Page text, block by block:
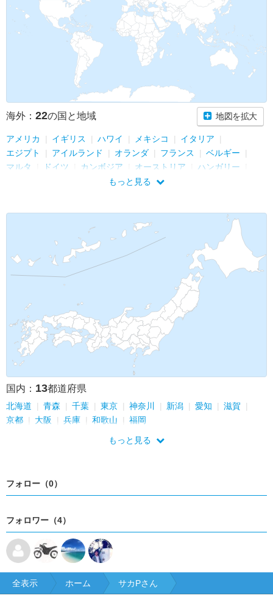
海外： 22の国と地域 地図を拡大
アメリカ イギリス ハワイ メキシコ
イタリア
エジプト
アイルランド オランダ フランス
ベルギー
マルタ
ドイツ カンボジア オーストリア
ハンガリー
アンドラ チェコ
もっと見る
国内： 13都道府県
北海道 青森 千葉 東京 神奈川 新潟 愛知
滋賀
京都
大阪 兵庫 和歌山 福岡
もっと見る
フォロー（0）
フォロワー（4）
全表示 ホーム サカPさん